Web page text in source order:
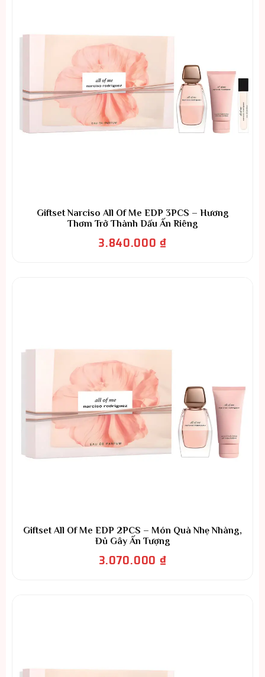
Giftset Narciso All Of Me EDP 3PCS – Hương
Thơm Trở Thành Dấu Ấn Riêng
3.840.000₫
Giftset All Of Me EDP 2PCS – Món Quà Nhẹ Nhàng,
Đủ Gây Ấn Tượng
3.070.000 ₫